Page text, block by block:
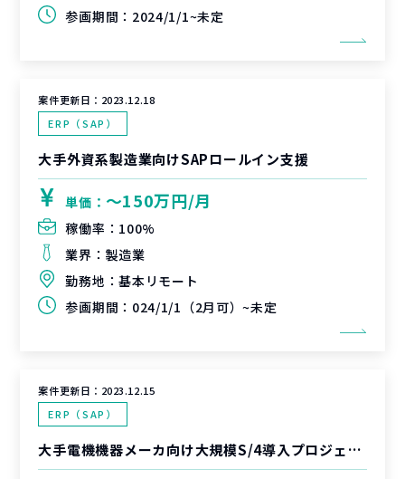
参画期間： 2024/1/1~未定
案件更新日： 2023.12.18
ERP（SAP）
大手外資系製造業向けSAPロールイン支援
単価： 〜150万円/月
稼働率： 100%
業界： 製造業
勤務地：基本リモート
参画期間： 024/1/1（2月可）~未定
案件更新日： 2023.12.15
ERP（SAP）
大手電機機器メーカ向け大規模S/4導入プロジェクト 移行支援